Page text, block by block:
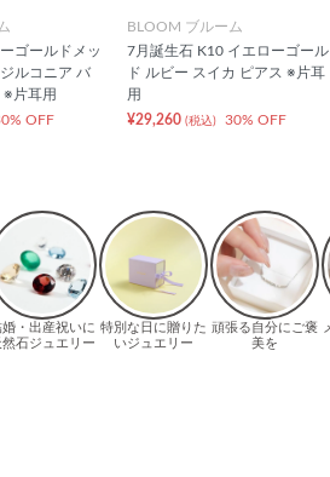
ゴールドメッ
ルコニア バ
※片耳用
OFF
BLOOM ブルーム
7月誕生石 K10 イエローゴール
ド ルビー スイカ ピアス ※片耳
用
¥29,260 (税込) 30% OFF